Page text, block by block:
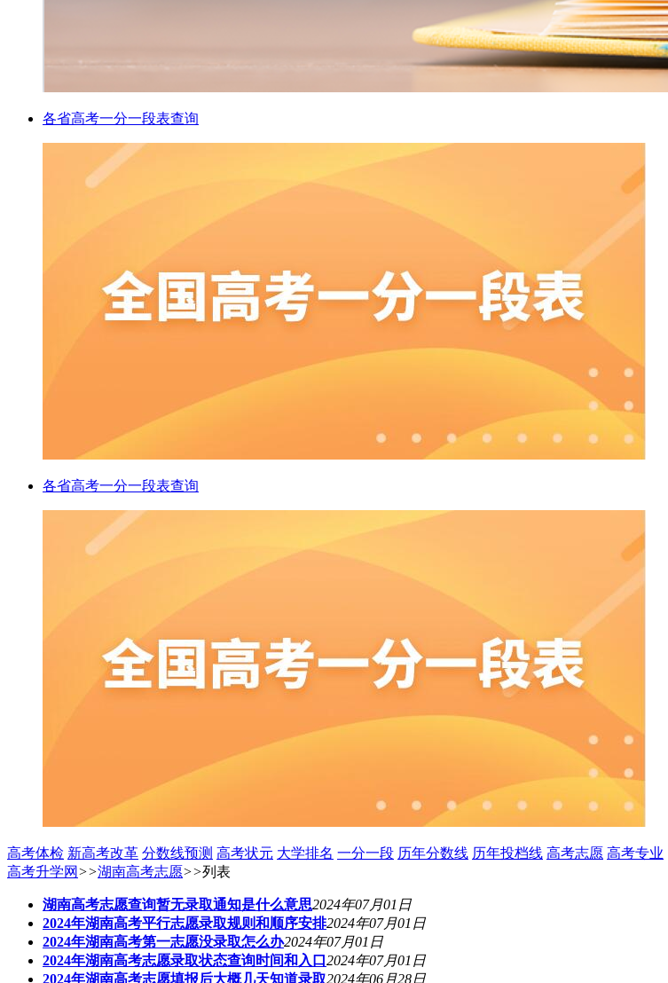
各省高考一分一段表查询
各省高考一分一段表查询
高考体检 新高考改革 分数线预测 高考状元 大学排名 一分一段 历年分数线 历年投档线 高考志愿 高考专业
高考升学网 >>湖南高考志愿>>列表
湖南高考志愿查询暂无录取通知是什么意思2024年07月01日
2024年湖南高考平行志愿录取规则和顺序安排2024年07月01日
2024年湖南高考第一志愿没录取怎么办2024年07月01日
2024年湖南高考志愿录取状态查询时间和入口 2024年07月01日
2024年湖南高考志愿填报后大概几天知道录取2024年06月28日